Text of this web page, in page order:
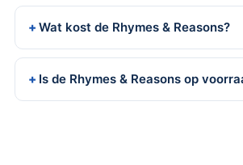
Wat kost de Rhymes & Reasons?
Is de Rhymes & Reasons op